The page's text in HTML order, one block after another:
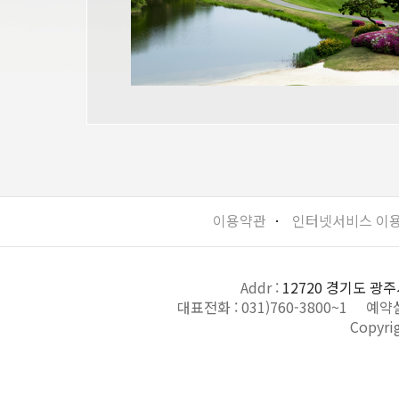
이용약관 ㆍ 인터넷서비스 이
Addr : 12720 경기도 광
대표전화 :031)760-3800~1
예약